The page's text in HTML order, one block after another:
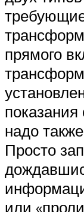
прямого
показания
надо
Просто
или